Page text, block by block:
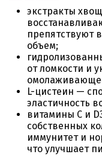
экстракты
препятствуют
объем;
от ломкости и
L-цистеин —
эластичность
витамины С и
собственных
иммунитет и
что улучшает